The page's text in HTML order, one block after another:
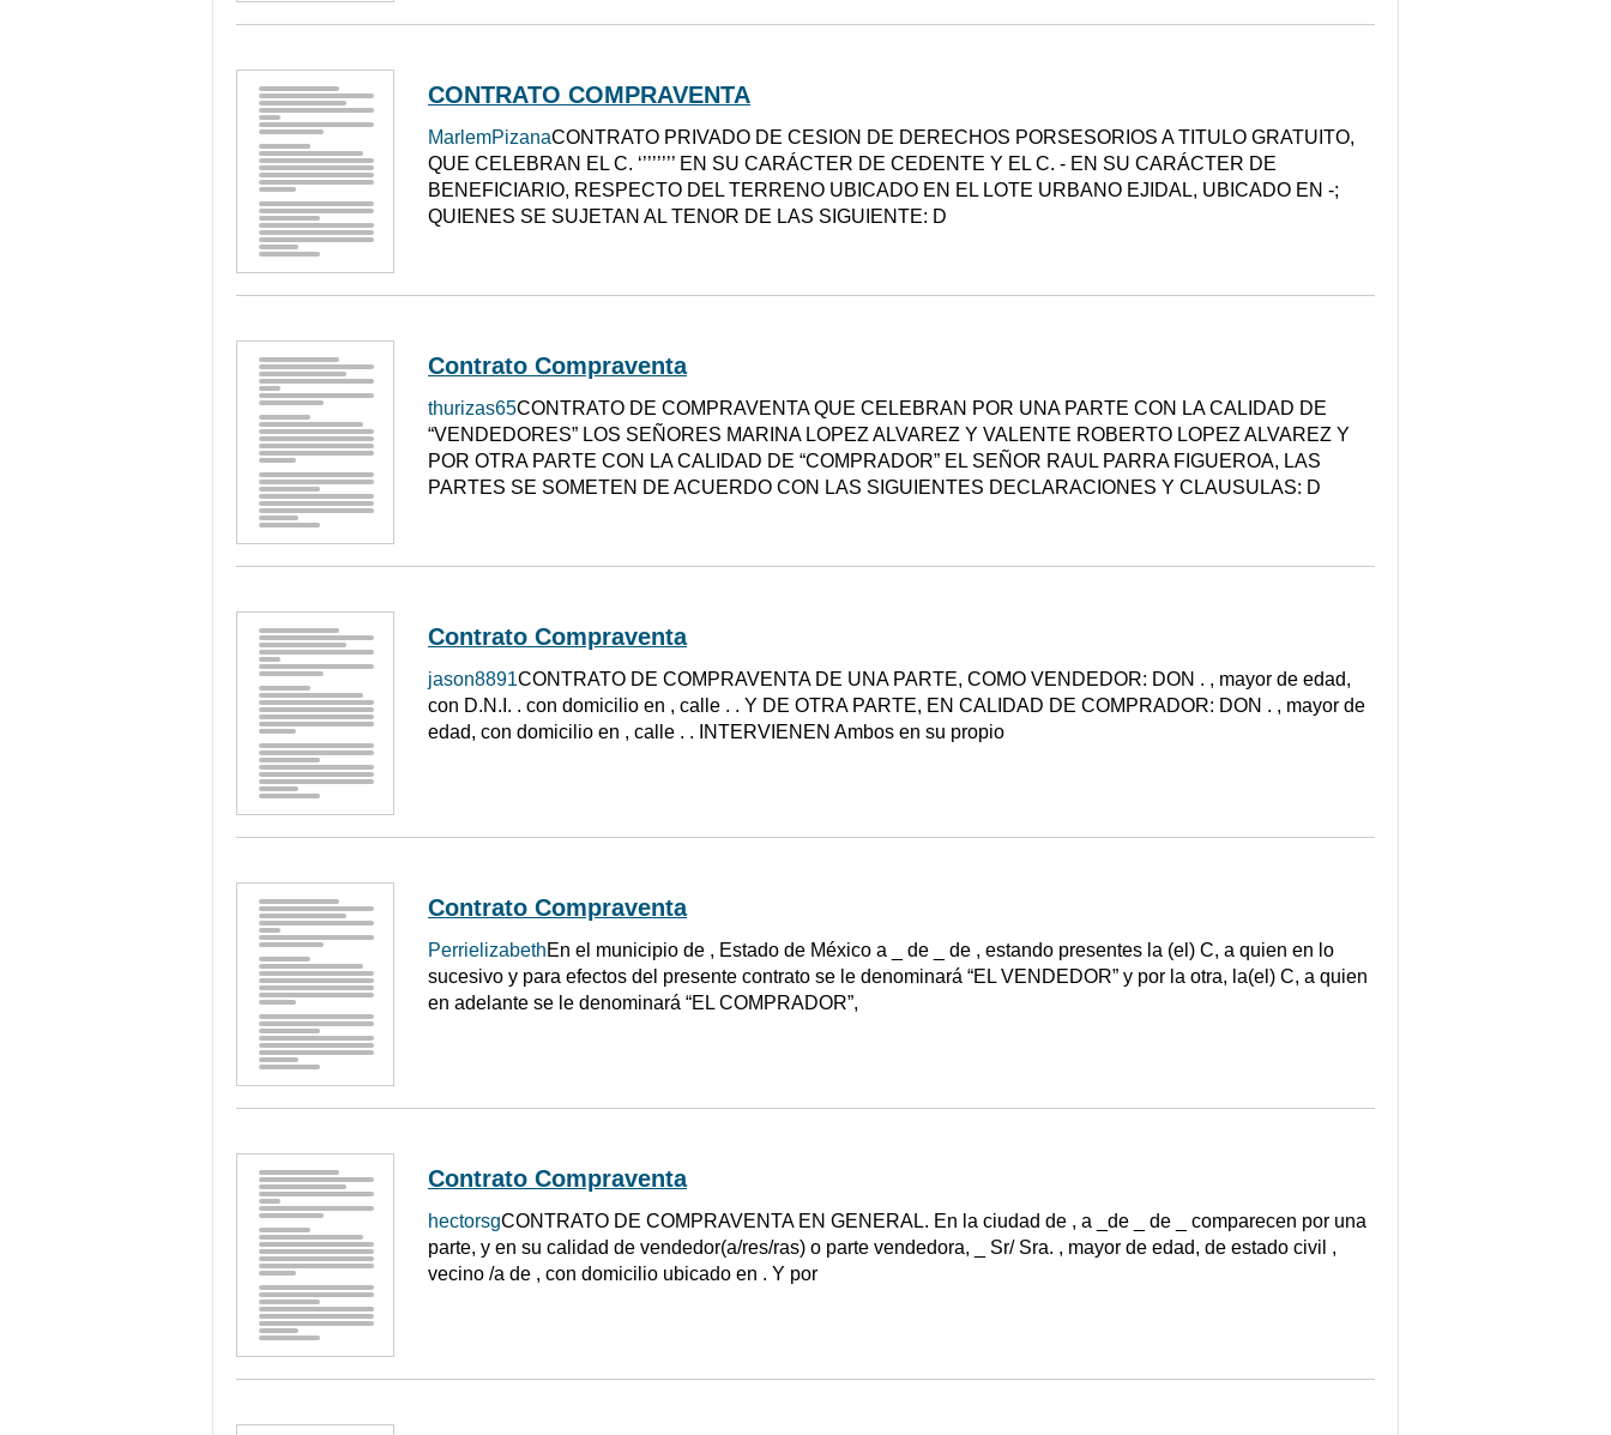
CONTRATO COMPRAVENTA
MarlemPizanaCONTRATO PRIVADO DE CESION DE DERECHOS PORSESORIOS A TITULO GRATUITO,
QUE CELEBRAN EL C. ‘’’’’’’’ EN SU CARÁCTER DE CEDENTE Y EL C. - EN SU CARÁCTER DE
BENEFICIARIO, RESPECTO DEL TERRENO UBICADO EN EL LOTE URBANO EJIDAL, UBICADO EN -;
QUIENES SE SUJETAN AL TENOR DE LAS SIGUIENTE: D
Contrato Compraventa
thurizas65CONTRATO DE COMPRAVENTA QUE CELEBRAN POR UNA PARTE CON LA CALIDAD DE
“VENDEDORES” LOS SEÑORES MARINA LOPEZ ALVAREZ Y VALENTE ROBERTO LOPEZ ALVAREZ Y
POR OTRA PARTE CON LA CALIDAD DE “COMPRADOR” EL SEÑOR RAUL PARRA FIGUEROA, LAS
PARTES SE SOMETEN DE ACUERDO CON LAS SIGUIENTES DECLARACIONES Y CLAUSULAS: D
Contrato Compraventa
jason8891CONTRATO DE COMPRAVENTA DE UNA PARTE, COMO VENDEDOR: DON . , mayor de edad,
con D.N.I. . con domicilio en , calle . . Y DE OTRA PARTE, EN CALIDAD DE COMPRADOR: DON . , mayor de
edad, con domicilio en , calle . . INTERVIENEN Ambos en su propio
Contrato Compraventa
PerrielizabethEn el municipio de , Estado de México a _ de _ de , estando presentes la (el) C, a quien en lo
sucesivo y para efectos del presente contrato se le denominará “EL VENDEDOR” y por la otra, la(el) C, a quien
en adelante se le denominará “EL COMPRADOR”,
Contrato Compraventa
hectorsgCONTRATO DE COMPRAVENTA EN GENERAL. En la ciudad de , a _de _ de _ comparecen por una
parte, y en su calidad de vendedor(a/res/ras) o parte vendedora, _ Sr/ Sra. , mayor de edad, de estado civil ,
vecino /a de , con domicilio ubicado en . Y por